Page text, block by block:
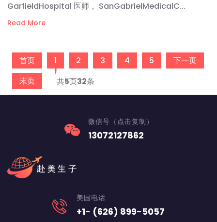
GarfieldHospital 医师， SanGabrielMedicalC...
Read More
首页 1 2 3 4 5
下一页
末页
共5页32条
微信号（点击复制）
13072127862
美国电话
+1- (626) 899-5057